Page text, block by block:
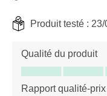
Produit testé : 23/
Qualité du produit
Qualité du produit,
Rapport qualité-